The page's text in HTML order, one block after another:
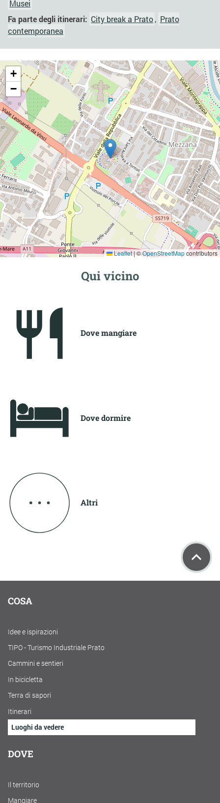
Musei
Fa parte degli itinerari: City break a Prato, Prato
contemporanea
+
−
Leaflet|©OpenStreetMapcontributors
Qui vicino
Dove mangiare
Dove dormire
Altri
COSA
Idee e ispirazioni
TIPO - Turismo Industriale Prato
Cammini e sentieri
In bicicletta
Terra di sapori
Itinerari
Luoghi da vedere
DOVE
Il territorio
Mangiare